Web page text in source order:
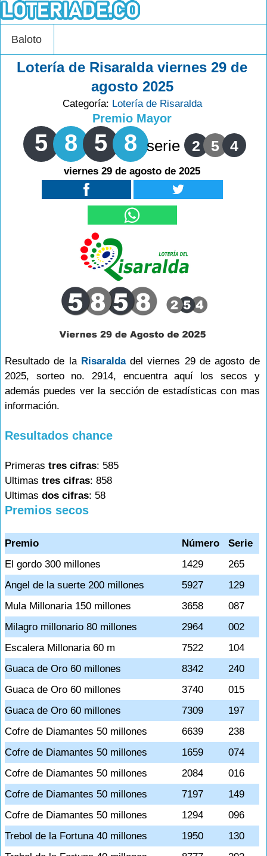
Baloto
Lotería de Risaralda viernes 29 de
agosto 2025
Categoría: Lotería de Risaralda
Premio Mayor
5 8 5 8 serie 2 5 4
viernes 29 de agosto de 2025
Resultado de la Risaraldadel viernes 29 de agosto de
2025, sorteo no. 2914, encuentra aquí los secos y
además puedes ver la sección de estadísticas con mas
información.
Resultados chance
Primeras tres cifras: 585
Ultimas tres cifras: 858
Ultimas dos cifras: 58
Premios secos
Premio Número
Serie
El gordo 300 millones
1429
265
Angel de la suerte 200 millones
5927
129
Mula Millonaria 150 millones
3658
087
Milagro millonario 80 millones
2964
002
Escalera Millonaria 60 m
7522
104
Guaca de Oro 60 millones
8342
240
Guaca de Oro 60 millones
3740
015
Guaca de Oro 60 millones
7309
197
Cofre de Diamantes 50 millones
6639
238
Cofre de Diamantes 50 millones
1659
074
Cofre de Diamantes 50 millones
2084
016
Cofre de Diamantes 50 millones
7197
149
Cofre de Diamantes 50 millones
1294
096
Trebol de la Fortuna 40 millones
1950
130